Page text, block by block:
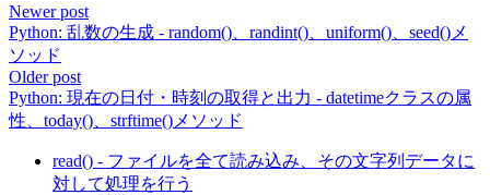
Newer post
Python: 乱数の生成 - random()、randint()、uniform()、seed()メ
ソッド
Older post
Python: 現在の日付・時刻の取得と出力 - datetimeクラスの属
性、today()、strftime()メソッド
read() - ファイルを全て読み込み、その文字列データに
対して処理を行う